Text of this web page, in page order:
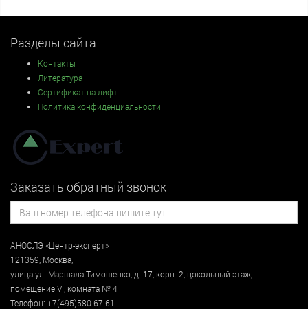
Разделы сайта
Контакты
Литература
Сертификат на лифт
Политика конфиденциальности
Заказать обратный звонок
АНОСЛЭ «Центр-эксперт»
121359, Москва,
улицаул. Маршала Тимошенко, д. 17, корп. 2, цокольный этаж,
помещение VI, комната № 4
Телефон: +7(495)580-67-61